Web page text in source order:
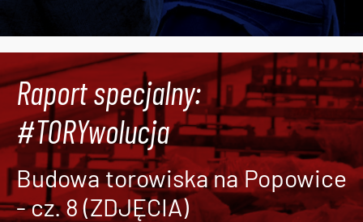
Raport specjalny:
#TORYwolucja
Budowa torowiska na Popowice
- cz. 8 (ZDJĘCIA)